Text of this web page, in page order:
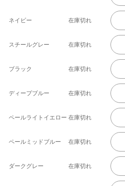
ネイビー 在庫切れ
スチールグレー 在庫切れ
ブラック 在庫切れ
ディープブルー 在庫切れ
ペールライトイエロー 在庫切れ
ペールミッドブルー 在庫切れ
ダークグレー 在庫切れ